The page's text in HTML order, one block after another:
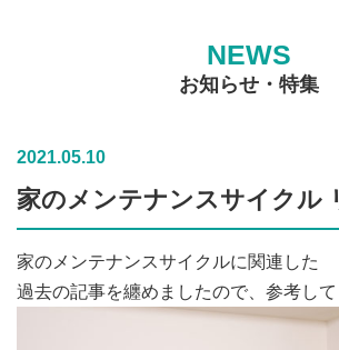
NEWS
お知らせ・特集
2021.05.10
家のメンテナンスサイクル
家のメンテナンスサイクルに関連した
過去の記事を纏めましたので、参考して